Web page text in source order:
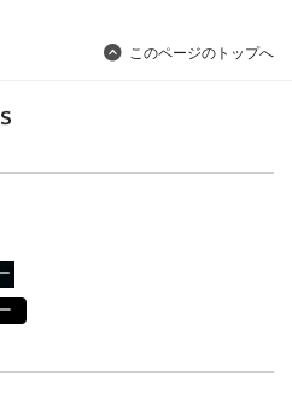
このページのトップへ